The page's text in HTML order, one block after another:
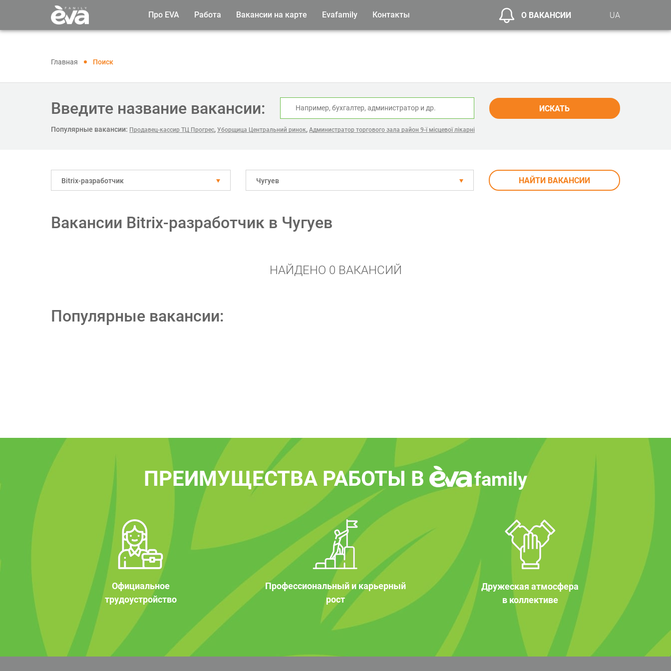
Про EVA Работа Вакансии на карте Evafamily Контакты О ВАКАНСИИ UA
Главная Поиск
Введите название вакансии: ИСКАТЬ
Популярные вакансии: Продавец-кассир ТЦ Прогрес, Уборщица Центральний ринок, Администратор торгового зала район 9-ї місцевої лікарні
Bitrix-разработчик Чугуев НАЙТИ ВАКАНСИИ
Вакансии Bitrix-разработчик в Чугуев
НАЙДЕНО 0 ВАКАНСИЙ
Популярные вакансии:
ПРЕИМУЩЕСТВА РАБОТЫ В family
Официальное
трудоустройство
Профессиональный и карьерный
рост
Дружеская атмосфера
в коллективе